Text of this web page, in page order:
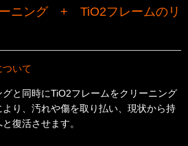
ーニング + TiO2フレームのリ
ついて
と同時にTiO2フレームをクリーニング
り、汚れや傷を取り払い、現状から持
復活させます。